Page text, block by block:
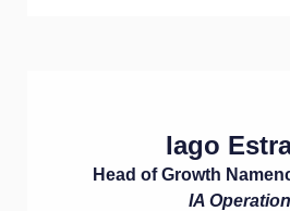
Iago
Head of Growth
IA